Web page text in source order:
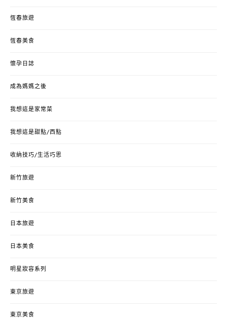
恆春旅遊
恆春美食
懷孕日誌
成為媽媽之後
我想這是家常菜
我想這是甜點/西點
收納技巧/生活巧思
新竹旅遊
新竹美食
日本旅遊
日本美食
明星妝容系列
東京旅遊
東京美食